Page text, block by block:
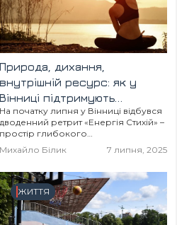
Природа, дихання,
внутрішній ресурс: як у
Вінниці підтримують
ментальне здоров’я
На початку липня у Вінниці відбувся
дводенний ретрит «Енергія Стихій» –
простір глибокого
перезавантаження для тіла, розуму
та душі.
Михайло Білик 7 липня, 2025
ЖИТТЯ